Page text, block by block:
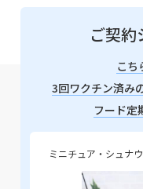
ご契
こち
3回ワクチン済み
フード定
ミニチュア・シュナ